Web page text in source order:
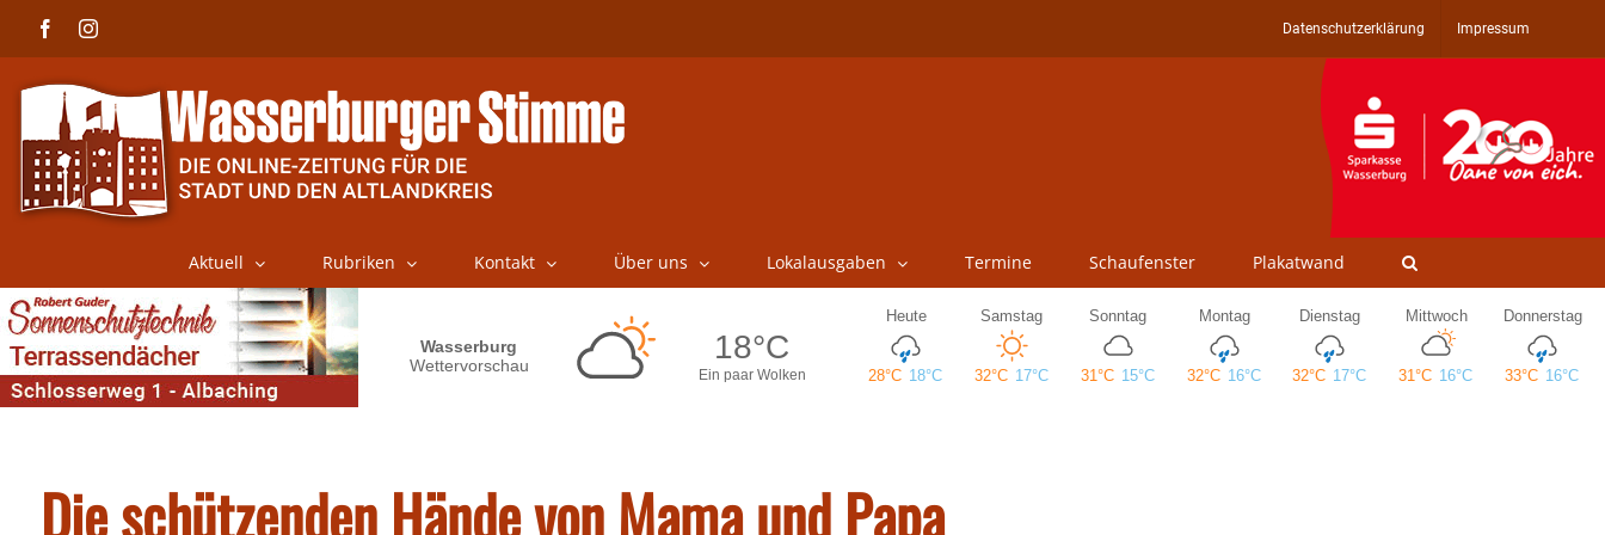
FacebookInstagram Datenschutzerklärung Impressum
Aktuell Rubriken Kontakt Über uns Lokalausgaben Termine Schaufenster Plakatwand
Die schützenden Hände von Mama und Papa